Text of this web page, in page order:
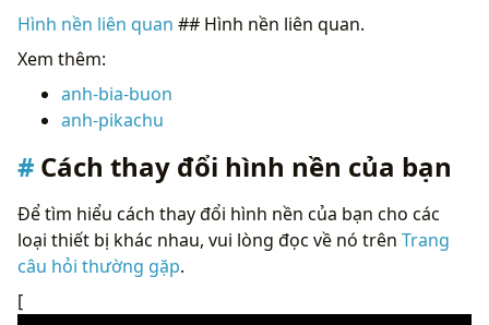
Hình nền liên quan ## Hình nền liên quan.
Xem thêm:
anh-bia-buon
anh-pikachu
Cách thay đổi hình nền của bạn
Để tìm hiểu cách thay đổi hình nền của bạn cho các
loại thiết bị khác nhau, vui lòng đọc về nó trên Trang
câu hỏi thường gặp.
[